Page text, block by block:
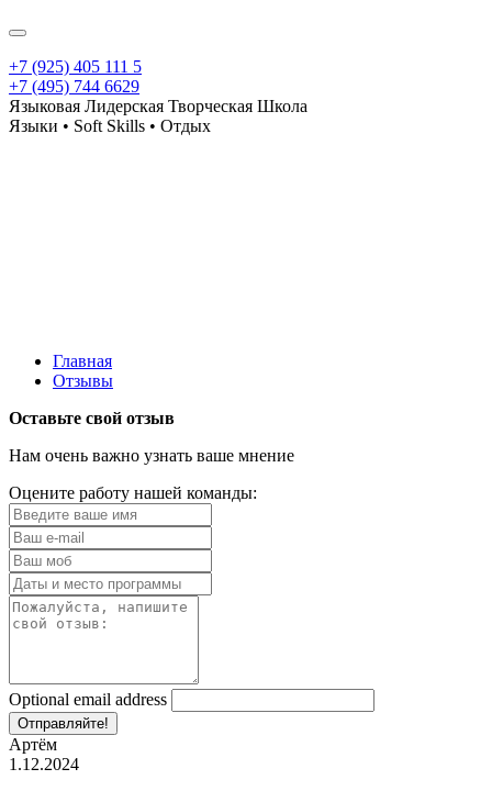
+7 (925) 405 111 5
+7 (495) 744 6629
Языковая Лидерская Творческая Школа
Языки • Soft Skills • Отдых
Главная
Отзывы
Оставьте свой отзыв
Нам очень важно узнать ваше мнение
Оцените работу нашей команды:
Optional email address
Отправляйте!
Артём
1.12.2024